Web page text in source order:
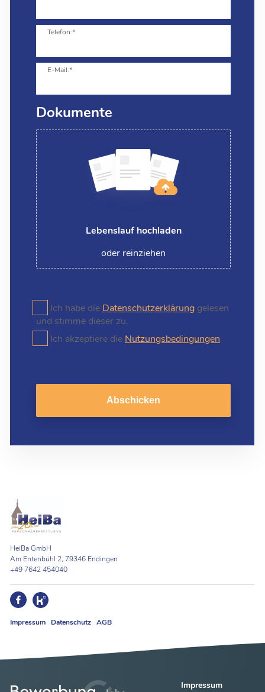
Telefon:*
E-Mail:*
Dokumente
Lebenslauf hochladen
oder reinziehen
Ich habe die Datenschutzerklärung gelesen
und stimme dieser zu.
Ich akzeptiere die Nutzungsbedingungen
Abschicken
HeiBa GmbH
Am Entenbühl 2, 79346 Endingen
+49 7642 454040
Impressum Datenschutz AGB
Impressum